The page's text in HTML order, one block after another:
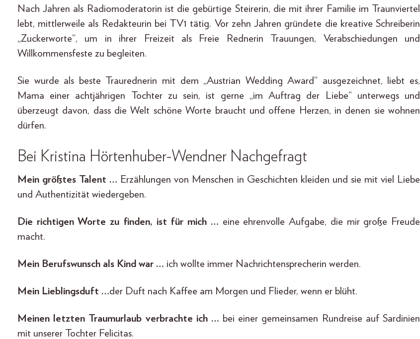
Nach Jahren als Radiomoderatorin ist die gebürtige Steirerin, die mit ihrer Familie im Traunviertel
lebt, mittlerweile als Redakteurin bei TV1 tätig. Vor zehn Jahren gründete die kreative Schreiberin
„Zuckerworte“, um in ihrer Freizeit als Freie Rednerin Trauungen, Verabschiedungen und
Willkommensfeste zu begleiten.
Sie wurde als beste Traurednerin mit dem „Austrian Wedding Award“ ausgezeichnet, liebt es,
Mama einer achtjährigen Tochter zu sein, ist gerne „im Auftrag der Liebe“ unterwegs und
überzeugt davon, dass die Welt schöne Worte braucht und offene Herzen, in denen sie wohnen
dürfen.
Bei Kristina Hörtenhuber-Wendner Nachgefragt
Mein größtes Talent … Erzählungen von Menschen in Geschichten kleiden und sie mit viel Liebe
und Authentizität wiedergeben.
Die richtigen Worte zu finden, ist für mich … eine ehrenvolle Aufgabe, die mir große Freude
macht.
Mein Berufswunsch als Kind war … ich wollte immer Nachrichtensprecherin werden.
Mein Lieblingsduft …der Duft nach Kaffee am Morgen und Flieder, wenn er blüht.
Meinen letzten Traumurlaub verbrachte ich … bei einer gemeinsamen Rundreise auf Sardinien
mit unserer Tochter Felicitas.